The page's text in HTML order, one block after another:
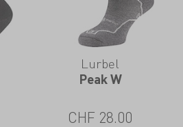
Lurbel
Peak W
CHF 28.00